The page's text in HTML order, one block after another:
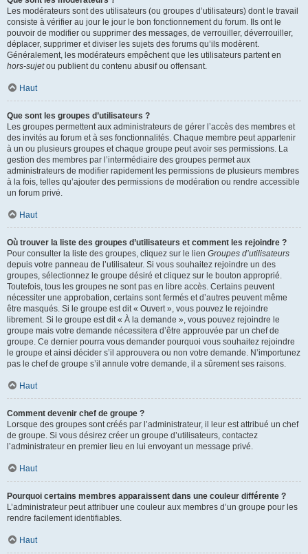
Les modérateurs sont des utilisateurs (ou groupes d’utilisateurs) dont le travail
consiste à vérifier au jour le jour le bon fonctionnement du forum. Ils ont le
pouvoir de modifier ou supprimer des messages, de verrouiller, déverrouiller,
déplacer, supprimer et diviser les sujets des forums qu’ils modèrent.
Généralement, les modérateurs empêchent que les utilisateurs partent en
hors-sujetou publient du contenu abusif ou offensant.
Haut
Que sont les groupes d’utilisateurs ?
Les groupes permettent aux administrateurs de gérer l’accès des membres et
des invités au forum et à ses fonctionnalités. Chaque membre peut appartenir
à un ou plusieurs groupes et chaque groupe peut avoir ses permissions. La
gestion des membres par l’intermédiaire des groupes permet aux
administrateurs de modifier rapidement les permissions de plusieurs membres
à la fois, telles qu’ajouter des permissions de modération ou rendre accessible
un forum privé.
Haut
Où trouver la liste des groupes d’utilisateurs et comment les rejoindre ?
Pour consulter la liste des groupes, cliquez sur le lien Groupes d’utilisateurs
depuis votre panneau de l’utilisateur. Si vous souhaitez rejoindre un des
groupes, sélectionnez le groupe désiré et cliquez sur le bouton approprié.
Toutefois, tous les groupes ne sont pas en libre accès. Certains peuvent
nécessiter une approbation, certains sont fermés et d’autres peuvent même
être masqués. Si le groupe est dit « Ouvert », vous pouvez le rejoindre
librement. Si le groupe est dit « À la demande », vous pouvez rejoindre le
groupe mais votre demande nécessitera d’être approuvée par un chef de
groupe. Ce dernier pourra vous demander pourquoi vous souhaitez rejoindre
le groupe et ainsi décider s’il approuvera ou non votre demande. N’importunez
pas le chef de groupe s’il annule votre demande, il a sûrement ses raisons.
Haut
Comment devenir chef de groupe ?
Lorsque des groupes sont créés par l’administrateur, il leur est attribué un chef
de groupe. Si vous désirez créer un groupe d’utilisateurs, contactez
l’administrateur en premier lieu en lui envoyant un message privé.
Haut
Pourquoi certains membres apparaissent dans une couleur différente ?
L’administrateur peut attribuer une couleur aux membres d’un groupe pour les
rendre facilement identifiables.
Haut